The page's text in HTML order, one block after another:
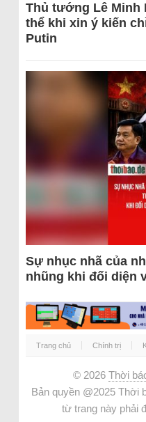
Thủ tướng Lê Minh
thể khi xin ý kiến
Putin
Sự nhục nhã của
nhũng khi đối diện
Trang chủ Chính trị
© 2026 Thời
Bản quyền @2025 Thời
từ trang này phải